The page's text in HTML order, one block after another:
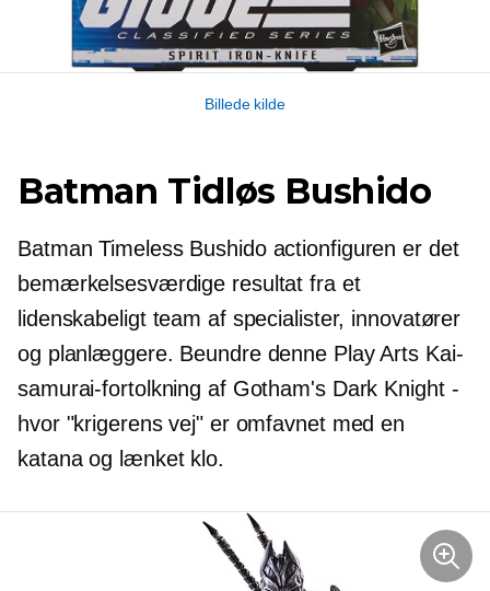
Billede kilde
Batman Tidløs Bushido
Batman Timeless Bushido actionfiguren er det
bemærkelsesværdige resultat fra et
lidenskabeligt team af specialister, innovatører
og planlæggere. Beundre denne Play Arts Kai-
samurai-fortolkning af Gotham's Dark Knight -
hvor "krigerens vej" er omfavnet med en
katana og lænket klo.